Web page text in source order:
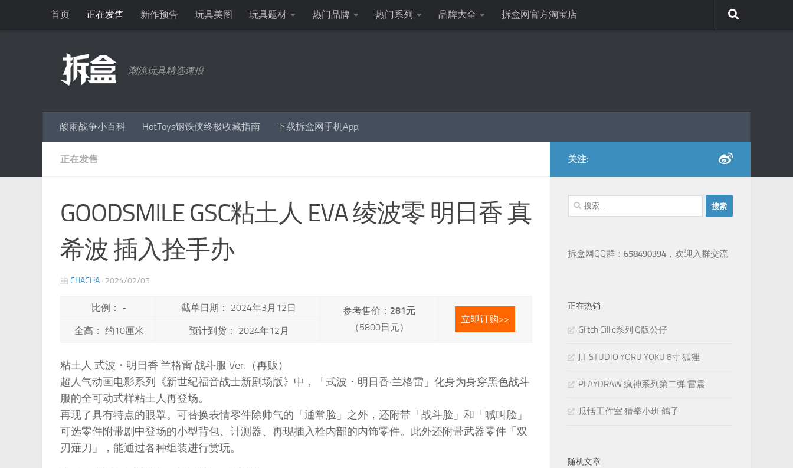
跳至内容首页 正在发售 新作预告 玩具美图 玩具题材 热门品牌 热门系列 品牌大全 拆盒网官方淘宝店
潮流玩具精选速报
酸雨战争小百科 HotToys钢铁侠终极收藏指南 下载拆盒网手机App
正在发售
GOODSMILE GSC粘土人 EVA 绫波零 明日香 真
希波 插入拴手办
由 CHACHA · 2024/02/05
比例： - 截单日期： 2024年3月12日 参考售价： 281元
（5800日元）
立即订购>>
全高： 约10厘米
预计到货： 2024年12月
粘土人 式波・明日香·兰格雷 战斗服 Ver.（再贩）
超人气动画电影系列《新世纪福音战士新剧场版》中，「式波・明日香·兰格雷」化身为身穿黑色战斗
服的全可动式样粘土人再登场。
再现了具有特点的眼罩。可替换表情零件除帅气的「通常脸」之外，还附带「战斗脸」和「喊叫脸」
可选零件附带剧中登场的小型背包、计测器、再现插入栓内部的内饰零件。此外还附带武器零件「双
刃薙刀」，能通过各种组装进行赏玩。
关注:
搜
索：
拆盒网QQ群： 658490394 ，欢迎入群交流
正在热销
Glitch Cillic系列 Q版公仔
J.T STUDIO YORU YOKU 8寸 狐狸
PLAYDRAW 疯神系列第二弹 雷震
瓜恬工作室 猜拳小班 鸽子
随机文章